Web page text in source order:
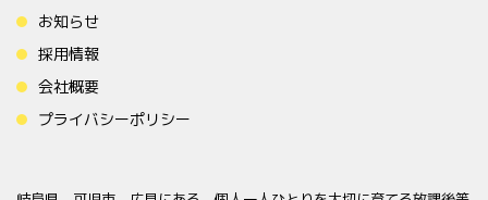
お知らせ
採用情報
会社概要
プライバシーポリシー